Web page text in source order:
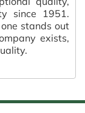
since 1951.
stands out
exists,